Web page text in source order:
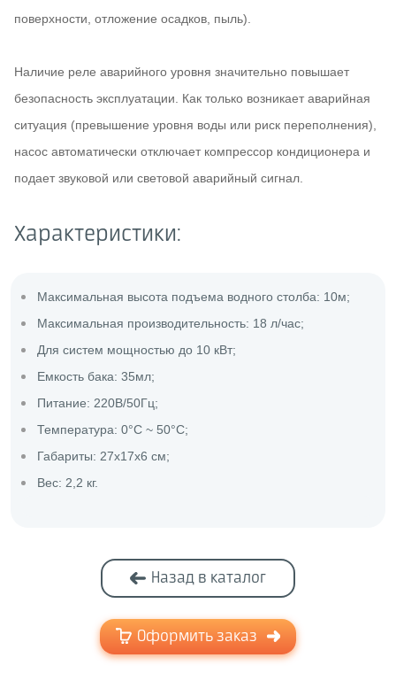
поверхности, отложение осадков, пыль).
Наличие реле аварийного уровня значительно повышает
безопасность эксплуатации. Как только возникает аварийная
ситуация (превышение уровня воды или риск переполнения),
насос автоматически отключает компрессор кондиционера и
подает звуковой или световой аварийный сигнал.
Характеристики:
Максимальная высота подъема водного столба: 10м;
Максимальная производительность: 18 л/час;
Для систем мощностью до 10 кВт;
Емкость бака: 35мл;
Питание: 220В/50Гц;
Температура: 0°C ~ 50°C;
Габариты: 27х17х6 см;
Вес: 2,2 кг.
Назад в каталог
Оформить заказ